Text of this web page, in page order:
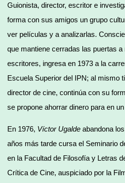
Guionista, director, escritor e
forma con sus amigos un grupo
ver películas y a analizarlas.
que mantiene cerradas las puertas
escritores, ingresa en 1973 a la
Escuela Superior del IPN; al mismo
director de cine, continúa con su
se propone ahorrar dinero para en
En 1976, Víctor Ugalde abandona
años más tarde cursa el Seminario
en la Facultad de Filosofía y Letras
Crítica de Cine, auspiciado por la